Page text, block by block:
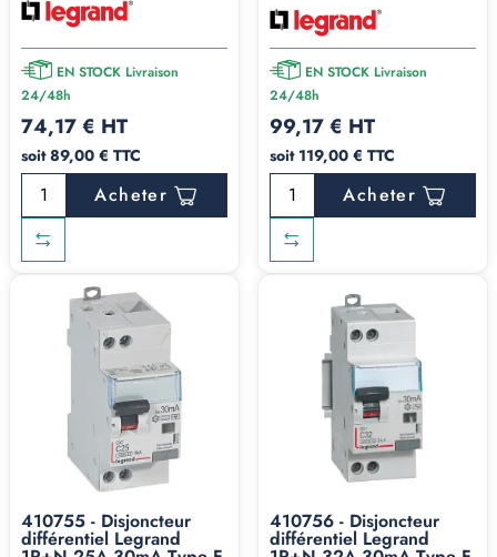
EN STOCK Livraison
24/48h
74,17 € HT
soit 89,00 € TTC
Acheter
EN STOCK Livraison
24/48h
99,17 € HT
soit 119,00 € TTC
Acheter
410755 - Disjoncteur
différentiel Legrand
410756 - Disjoncteur
différentiel Legrand